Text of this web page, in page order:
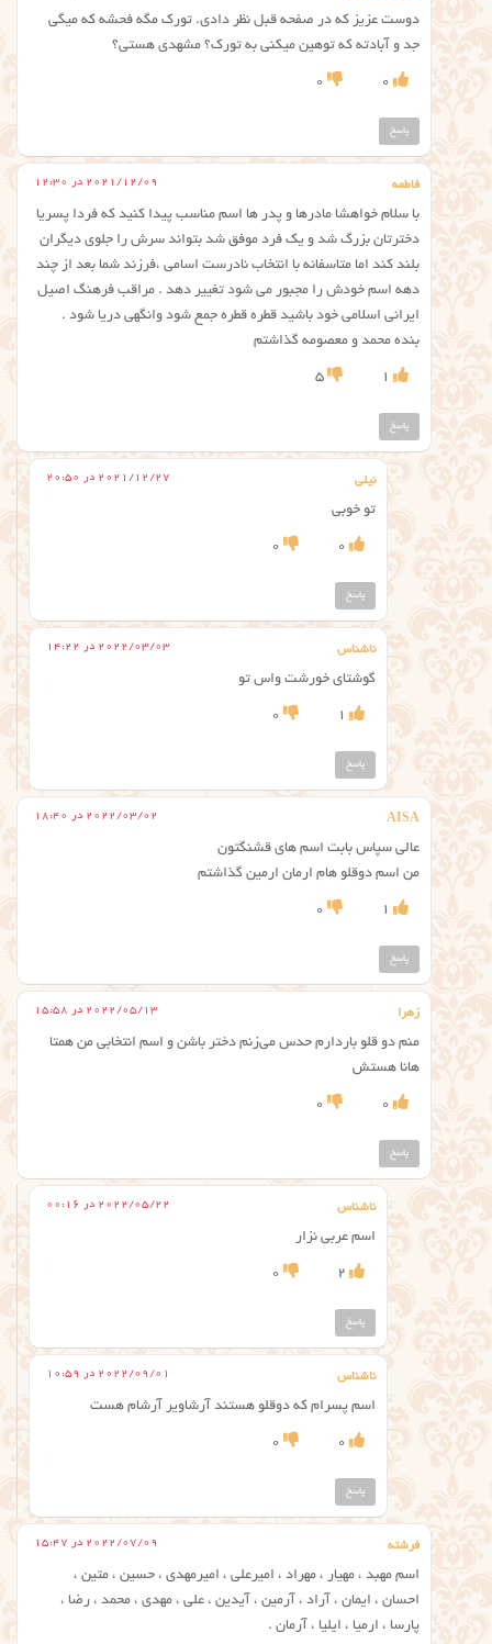
دوست عزیز که در صفحه قبل نظر دادی. تورک مگه فحشه که میگی
جد و آبادته که توهین میکنی به تورک؟ مشهدی هستی؟
0
0
پاسخ
فاطمه 2021/12/09 در 12:30
با سلام خواهشا مادرها و پدر ها اسم مناسب پیدا کنید که فردا پسریا
دخترتان بزرگ شد و یک فرد موفق شد بتواند سرش را جلوی دیگران
بلند کند اما متاسفانه با انتخاب نادرست اسامی ،فرزند شما بعد از چند
دهه اسم خودش را مجبور می شود تغییر دهد . مراقب فرهنگ اصیل
ایرانی اسلامی خود باشید قطره قطره جمع شود وانگهی دریا شود .
بنده محمد و معصومه گذاشتم
1
5
پاسخ
نیلی 2021/12/27 در 20:50
تو خوبی
0
0
پاسخ
ناشناس 2022/03/03 در 14:22
گوشتای خورشت واس تو
1
0
پاسخ
AISA 2022/03/02 در 18:40
عالی سپاس بابت اسم های قشنگتون
من اسم دوقلو هام ارمان ارمین گذاشتم
1
0
پاسخ
زهرا 2022/05/13 در 15:58
منم دو قلو باردارم حدس می‌زنم دختر باشن و اسم انتخابی من همتا
هانا هستش
0
0
پاسخ
ناشناس 2022/05/22 در 00:16
اسم عربی نزار
2
0
پاسخ
ناشناس 2022/09/01 در 10:59
اسم پسرام که دوقلو هستند آرشاویر آرشام هست
0
0
پاسخ
فرشته 2022/07/09 در 15:47
اسم مهبد ، مهیار ، مهراد ، امیرعلی ، امیرمهدی ، حسین ، متین ،
احسان ، ایمان ، آراد ، آرمین ، آیدین ، علی ، مهدی ، محمد ، رضا ،
پارسا ، ارمیا ، ایلیا ، آرمان .